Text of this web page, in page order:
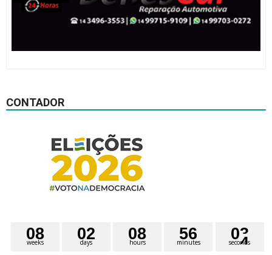
CONTADOR
weeks
08 days
02 hours
08 minutes
56 seconds
03